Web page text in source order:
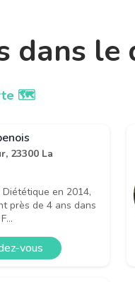
dans
🗺️
23300 La
en 2014,
près de 4 ans dans
vous